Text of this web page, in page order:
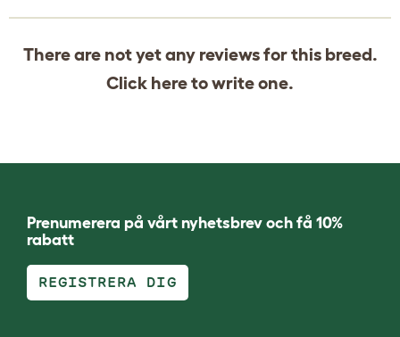
There are not yet any reviews for this breed.
Click hereto write one.
Prenumerera på vårt nyhetsbrev och få 10%
rabatt
REGISTRERA DIG